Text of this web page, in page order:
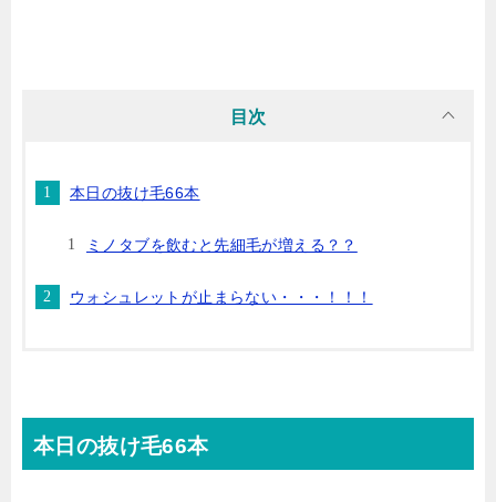
目次
本日の抜け毛66本
ミノタブを飲むと先細毛が増える？？
ウォシュレットが止まらない・・・！！！
本日の抜け毛66本